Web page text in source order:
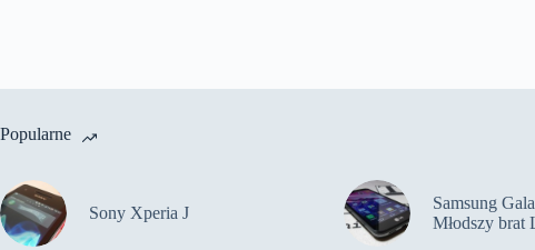
Popularne
Sony Xperia J
Samsung
Młodszy brat